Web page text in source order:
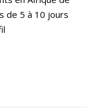
de 5 à 10 jours